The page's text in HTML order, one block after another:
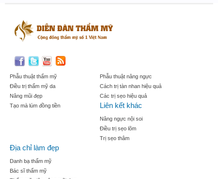
Phẫu thuật thẩm mỹ
Điều trị thẩm mỹ da
Nâng mũi đẹp
Tạo mà lúm đồng tiền
Phẫu thuật nâng ngực
Cách trị tàn nhan hiệu quả
Các trị sẹo hiệu quả
Liên kết khác
Nâng ngực nội soi
Điều trị sẹo lõm
Trị sẹo thâm
Địa chỉ làm đẹp
Danh bạ thẩm mỹ
Bác sĩ thẩm mỹ